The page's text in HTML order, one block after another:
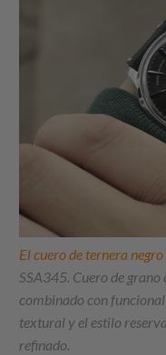
El cuero de ternera
SSA345. Cuero de
combinado con
textural y el estilo
refinado.